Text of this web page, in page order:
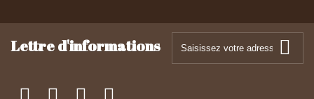
Lettre d'informations